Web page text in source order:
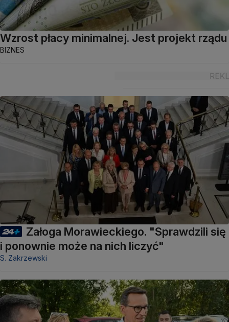
Wzrost płacy minimalnej. Jest projekt rządu
BIZNES
Załoga Morawieckiego. "Sprawdzili się
i ponownie może na nich liczyć"
S. Zakrzewski